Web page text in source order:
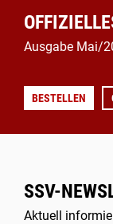
Ausgabe Mai/
BESTELLEN
SSV-
Aktuell